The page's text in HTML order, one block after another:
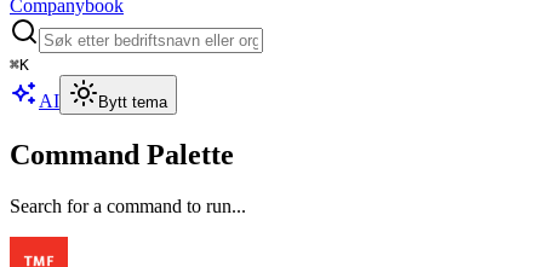
Companybook
⌘K
AI Bytt tema
Command Palette
Search for a command to run...